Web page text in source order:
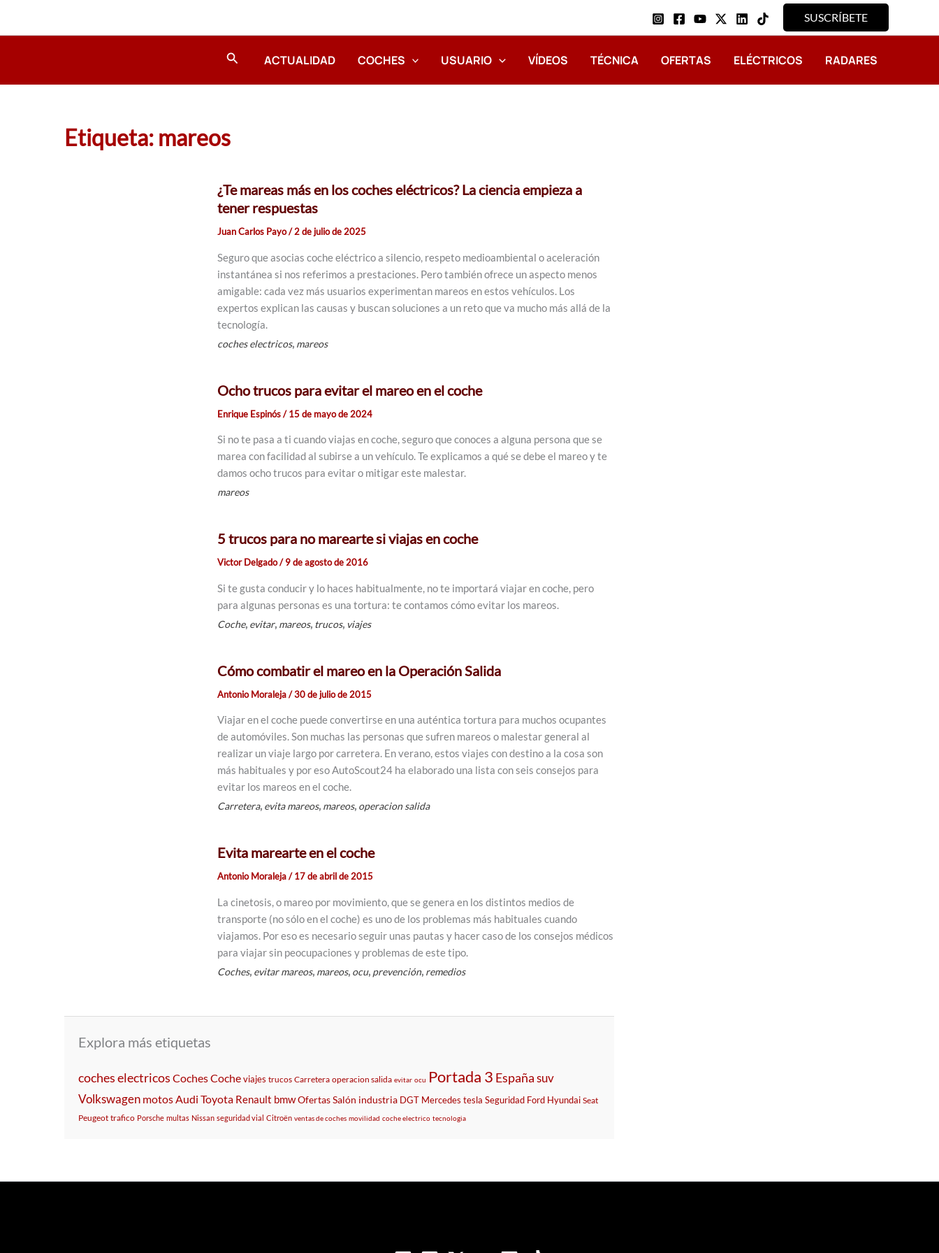
SUSCRÍBETE
Buscar ACTUALIDAD COCHES USUARIO VÍDEOS TÉCNICA OFERTAS ELÉCTRICOS RADARES
Etiqueta: mareos
¿Te mareas más en los coches eléctricos? La ciencia empieza a
tener respuestas
Juan Carlos Payo/2 de julio de 2025
Seguro que asocias coche eléctrico a silencio, respeto medioambiental o aceleración
instantánea si nos referimos a prestaciones. Pero también ofrece un aspecto menos
amigable: cada vez más usuarios experimentan mareos en estos vehículos. Los
expertos explican las causas y buscan soluciones a un reto que va mucho más allá de la
tecnología.
coches electricos, mareos
Ocho trucos para evitar el mareo en el coche
Enrique Espinós/15 de mayo de 2024
Si no te pasa a ti cuando viajas en coche, seguro que conoces a alguna persona que se
marea con facilidad al subirse a un vehículo. Te explicamos a qué se debe el mareo y te
damos ocho trucos para evitar o mitigar este malestar.
mareos
5 trucos para no marearte si viajas en coche
Victor Delgado/9 de agosto de 2016
Si te gusta conducir y lo haces habitualmente, no te importará viajar en coche, pero
para algunas personas es una tortura: te contamos cómo evitar los mareos.
Coche, evitar, mareos, trucos, viajes
Cómo combatir el mareo en la Operación Salida
Antonio Moraleja/30 de julio de 2015
Viajar en el coche puede convertirse en una auténtica tortura para muchos ocupantes
de automóviles. Son muchas las personas que sufren mareos o malestar general al
realizar un viaje largo por carretera. En verano, estos viajes con destino a la cosa son
más habituales y por eso AutoScout24 ha elaborado una lista con seis consejos para
evitar los mareos en el coche.
Carretera, evita mareos, mareos, operacion salida
Evita marearte en el coche
Antonio Moraleja/17 de abril de 2015
La cinetosis, o mareo por movimiento, que se genera en los distintos medios de
transporte (no sólo en el coche) es uno de los problemas más habituales cuando
viajamos. Por eso es necesario seguir unas pautas y hacer caso de los consejos médicos
para viajar sin peocupaciones y problemas de este tipo.
Coches, evitar mareos, mareos, ocu, prevención, remedios
Explora más etiquetas
coches electricos CochesCocheviajes trucos Carretera operacion salida evitar ocu Portada 3 Españasuv
Volkswagen motosAudi Toyota Renault bmwOfertasSalón industria DGT Mercedes tesla Seguridad Ford Hyundai Seat
Peugeot trafico Porsche multas Nissan seguridad vial Citroën ventas de coches movilidad coche electrico tecnologia